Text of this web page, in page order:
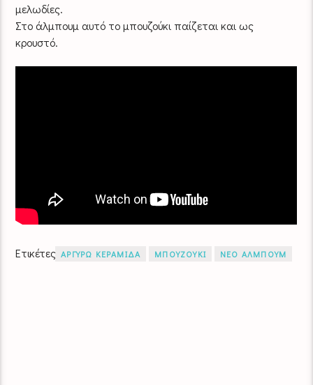
μελωδίες.
Στο άλμπουμ αυτό το μπουζούκι παίζεται και ως
κρουστό.
Ετικέτες ΑΡΓΥΡΩ ΚΕΡΑΜΙΔΑ ΜΠΟΥΖΟΥΚΙ ΝΕΟ ΑΛΜΠΟΥΜ